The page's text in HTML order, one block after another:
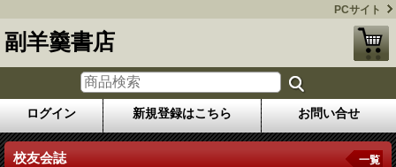
PCサイト
副羊羹書店
ログイン 新規登録はこちら お問い合せ
校友会誌 一覧